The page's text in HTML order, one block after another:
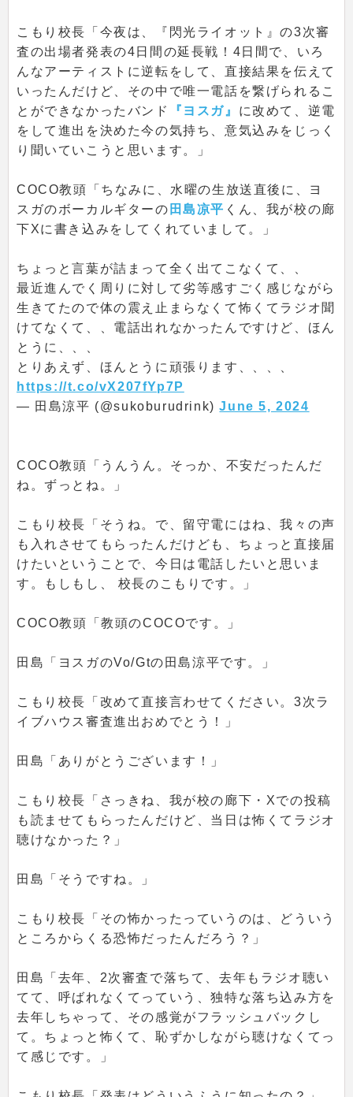
こもり校長「今夜は、『閃光ライオット』の3次審
査の出場者発表の4日間の延長戦！4日間で、いろ
んなアーティストに逆転をして、直接結果を伝えて
いったんだけど、その中で唯一電話を繋げられるこ
とができなかったバンド
『ヨスガ』 に改めて、逆電
をして進出を決めた今の気持ち、意気込みをじっく
り聞いていこうと思います。」
COCO教頭「ちなみに、水曜の生放送直後に、ヨ
スガのボーカルギターの 田島凉平 くん、我が校の廊
下Xに書き込みをしてくれていまして。」
ちょっと言葉が詰まって全く出てこなくて、、
最近進んでく周りに対して劣等感すごく感じながら
生きてたので体の震え止まらなくて怖くてラジオ聞
けてなくて、、電話出れなかったんですけど、ほん
とうに、、、
とりあえず、ほんとうに頑張ります、、、、
https://t.co/vX207fYp7P
— 田島涼平 (@sukoburudrink)June 5, 2024
COCO教頭「うんうん。そっか、不安だったんだ
ね。ずっとね。」
こもり校長「そうね。で、留守電にはね、我々の声
も入れさせてもらったんだけども、ちょっと直接届
けたいということで、今日は電話したいと思いま
す。もしもし、 校長のこもりです。」
COCO教頭「教頭のCOCOです。」
田島「ヨスガのVo/Gtの田島涼平です。」
こもり校長「改めて直接言わせてください。3次ラ
イブハウス審査進出おめでとう！」
田島「ありがとうございます！」
こもり校長「さっきね、我が校の廊下・Xでの投稿
も読ませてもらったんだけど、当日は怖くてラジオ
聴けなかった？」
田島「そうですね。」
こもり校長「その怖かったっていうのは、どういう
ところからくる恐怖だったんだろう？」
田島「去年、2次審査で落ちて、去年もラジオ聴い
てて、呼ばれなくてっていう、独特な落ち込み方を
去年しちゃって、その感覚がフラッシュバックし
て。ちょっと怖くて、恥ずかしながら聴けなくてっ
て感じです。」